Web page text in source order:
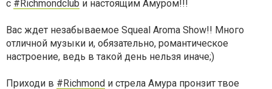
с #Richmondclub и настоящим Амуром!!!
Вас ждет незабываемое Squeal Aroma Show!! Много
отличной музыки и, обязательно, романтическое
настроение, ведь в такой день нельзя иначе;)
Приходи в #Richmond и стрела Амура пронзит твое